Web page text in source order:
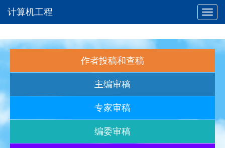
计算机工程
作者投稿和查稿
主编审稿
专家审稿
编委审稿